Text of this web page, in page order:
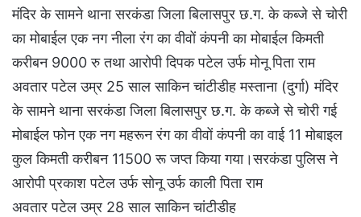
मंदिर के सामने थाना सरकंडा जिला बिलासपुर छ.ग. के कब्जे से चोरी
का मोबाईल एक नग नीला रंग का वीवों कंपनी का मोबाईल किमती
करीबन 9000 रु तथा आरोपी दिपक पटेल उर्फ मोनू पिता राम
अवतार पटेल उम्र 25 साल साकिन चांटीडीह मस्ताना (दुर्गा) मंदिर
के सामने थाना सरकंडा जिला बिलासपुर छ.ग. के कब्जे से चोरी गई
मोबाईल फोन एक नग महरून रंग का वीवों कंपनी का वाई 11 मोबाइल
कुल किमती करीबन 11500 रू जप्त किया गया।सरकंडा पुलिस ने
आरोपी प्रकाश पटेल उर्फ सोनू उर्फ काली पिता राम
अवतार पटेल उम्र 28 साल साकिन चांटीडीह